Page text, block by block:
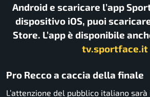
Android e scaricare l’app
dispositivo iOS, puoi
Store. L’app è disponibile
tv.sportface.it
Pro Recco a caccia della finale
L’attenzione del pubblico italiano